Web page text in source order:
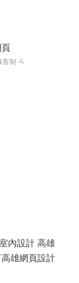
制
內設計 高雄
雄網頁設計